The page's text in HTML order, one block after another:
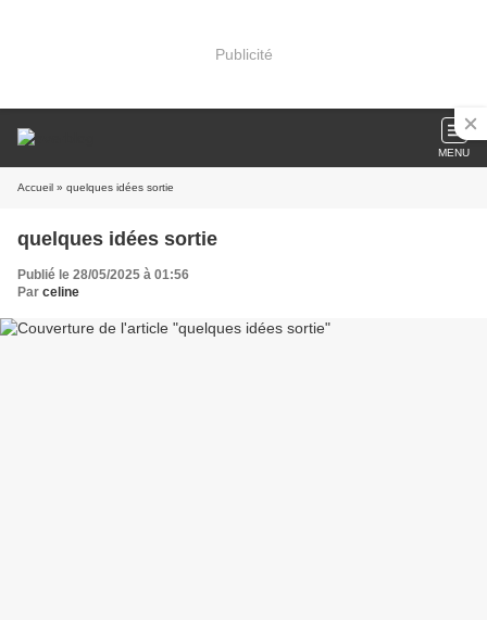
Publicité
MENU
Accueil » quelques idées sortie
quelques idées sortie
Publié le 28/05/2025 à 01:56
Par celine